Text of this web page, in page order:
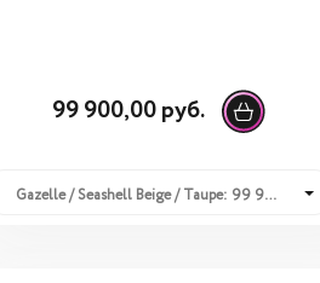
99 900,00 руб.
Gazelle / Seashell Beige / Taupe: 99 900,00 руб.